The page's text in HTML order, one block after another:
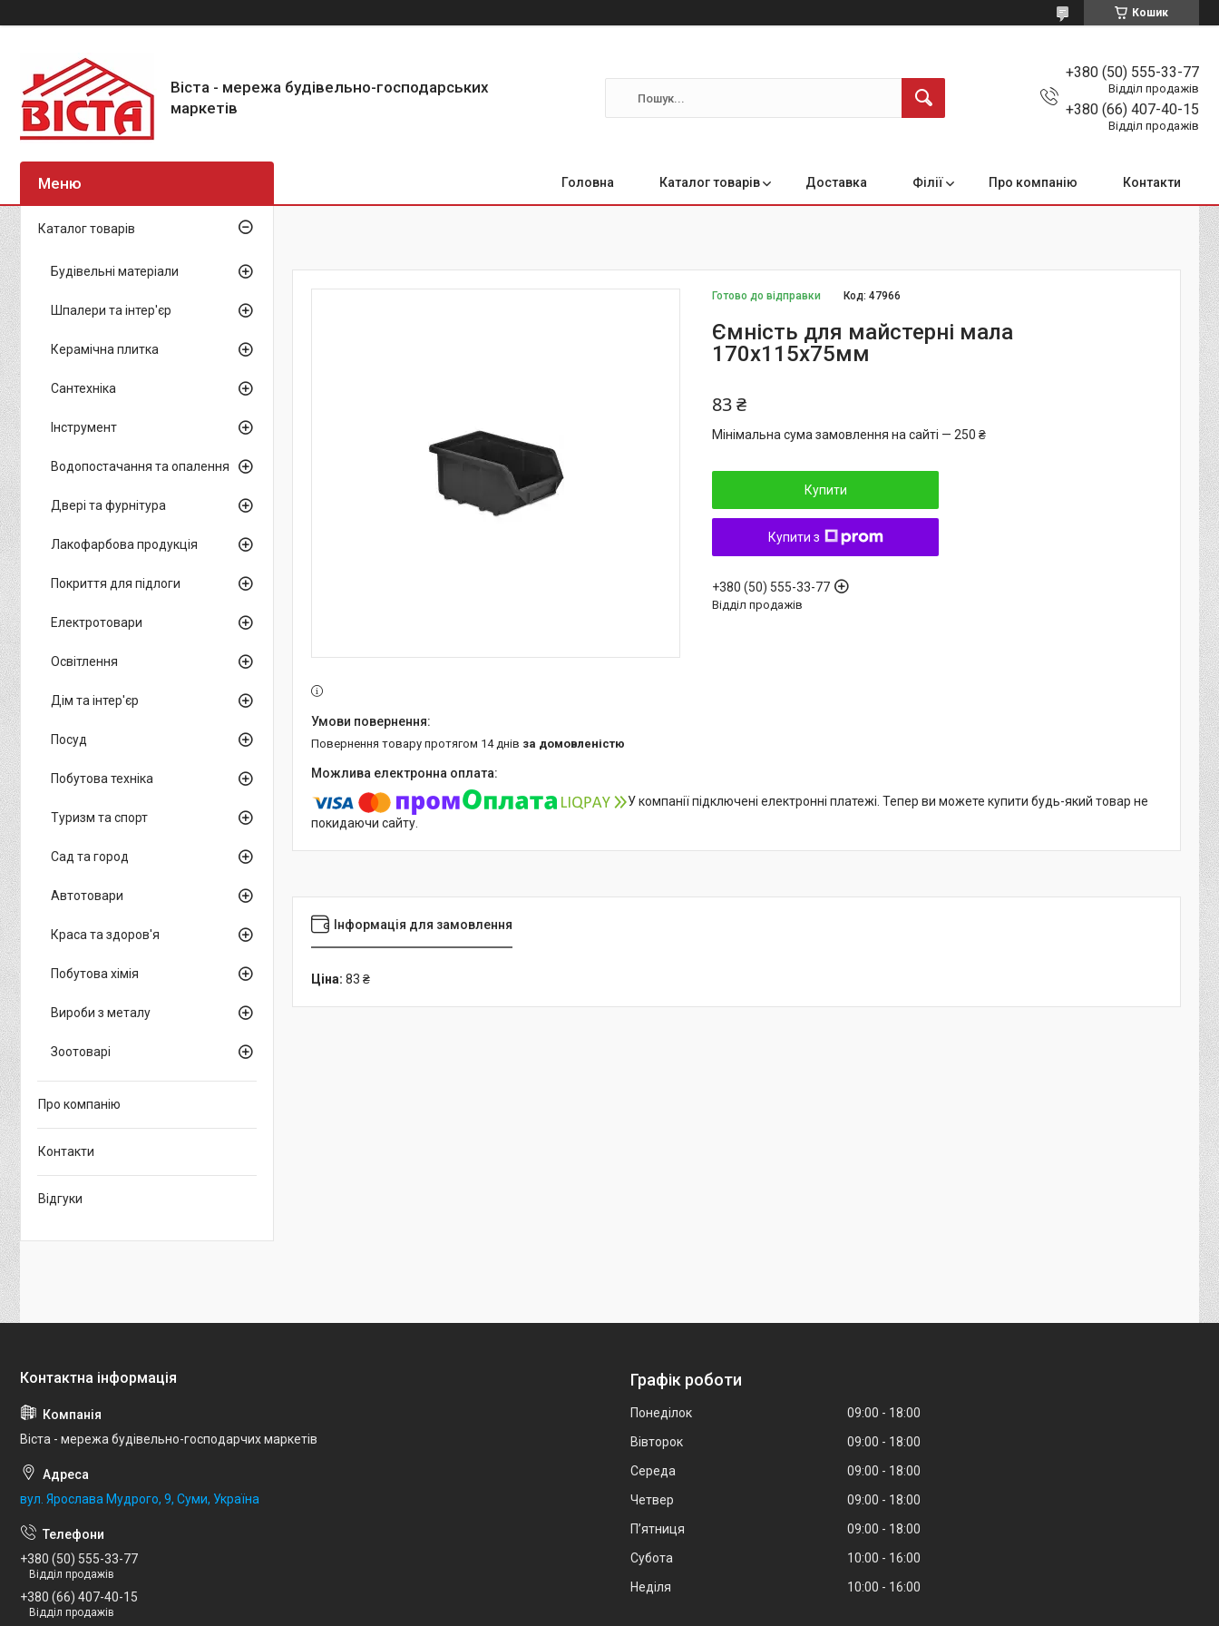
Кошик
Віста - мережа будівельно-господарських
маркетів
+380 (50) 555-33-77
Відділ продажів
+380 (66) 407-40-15
Відділ продажів
Головна Каталог товарів Доставка Філії Про компанію Контакти
Готово до відправки Код:47966
Ємність для майстерні мала
170х115х75мм
83 ₴
Мінімальна сума замовлення на сайті — 250 ₴
Купити
Купити з
+380 (50) 555-33-77
Відділ продажів
повернення товару протягом 14 днів за домовленістю
У компанії підключені електронні платежі. Тепер ви можете купити будь-який товар не
покидаючи сайту.
Інформація для замовлення
Ціна: 83 ₴
Каталог товарів
Будівельні матеріали
Шпалери та інтер'єр
Керамічна плитка
Сантехніка
Інструмент
Водопостачання та опалення
Двері та фурнітура
Лакофарбова продукція
Покриття для підлоги
Електротовари
Освітлення
Дім та інтер'єр
Посуд
Побутова техніка
Туризм та спорт
Сад та город
Автотовари
Краса та здоров'я
Побутова хімія
Вироби з металу
Зоотоварі
Про компанію
Контакти
Відгуки
Віста - мережа будівельно-господарчих маркетів
вул. Ярослава Мудрого, 9, Суми, Україна
+380 (50) 555-33-77
Відділ продажів
+380 (66) 407-40-15
Відділ продажів
Графік роботи
Понеділок 09:00
18:00
Вівторок
09:00
18:00
Середа
09:00
18:00
Четвер
09:00
18:00
Пʼятниця
09:00
18:00
Субота
10:00
16:00
Неділя
10:00 16:00